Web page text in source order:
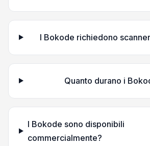
I Bokode richiedono
Quanto durano i
I Bokode sono disponibili
commercialmente?